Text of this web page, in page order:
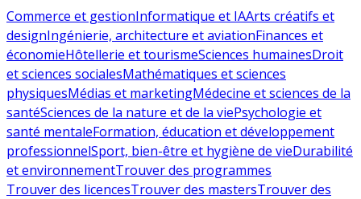
Commerce et gestionInformatique et IAArts créatifs et
designIngénierie, architecture et aviationFinances et
économieHôtellerie et tourismeSciences humainesDroit
et sciences socialesMathématiques et sciences
physiquesMédias et marketingMédecine et sciences de la
santéSciences de la nature et de la viePsychologie et
santé mentaleFormation, éducation et développement
professionnelSport, bien-être et hygiène de vieDurabilité
et environnementTrouver des programmes
Trouver des licencesTrouver des mastersTrouver des